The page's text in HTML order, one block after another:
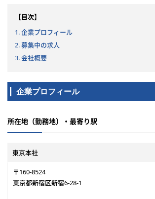
【目次】
1. 企業プロフィール
2. 募集中の求人
3. 会社概要
企業プロフィール
所在地（勤務地）・最寄り駅
東京本社
〒160-8524
東京都新宿区新宿6-28-1